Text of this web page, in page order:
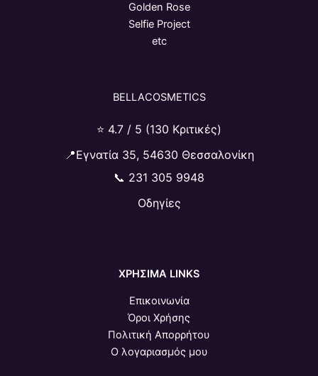
Golden Rose
Selfie Project
etc
BELLACOSMETICS
⭐ 4.7 / 5 (130 Κριτικές)
📍Εγνατία 35, 54630 Θεσσαλονίκη
📞 231 305 9948
Οδηγίες
ΧΡΗΣΙΜΑ LINKS
Επικοινωνία
Όροι Χρήσης
Πολιτική Απορρήτου
Ο λογαριασμός μου